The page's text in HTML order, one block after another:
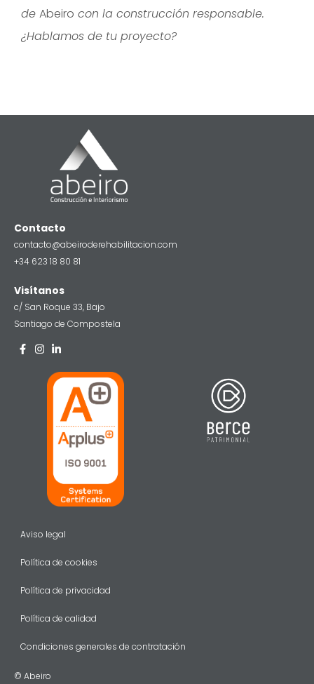
de Abeiro con la construcción responsable.
¿Hablamos de tu proyecto?
Contacto
contacto@abeiroderehabilitacion.com
+34 623 18 80 81
Visítanos
c/ San Roque 33, Bajo
Santiago de Compostela
© Abeiro
Aviso legal
Política de cookies
Política de privacidad
Política de calidad
Condiciones generales de contratación